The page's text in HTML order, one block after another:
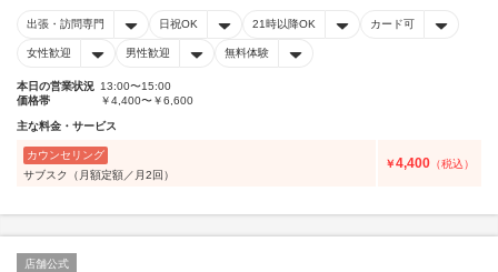
出張・訪問専門 日祝OK 21時以降OK カード可
女性歓迎 男性歓迎 無料体験
本日の営業状況 13:00〜15:00
価格帯
￥4,400〜￥6,600
主な料金・サービス
カウンセリング
サブスク（月額定額／月2回）
￥4,400 （税込）
店舗公式